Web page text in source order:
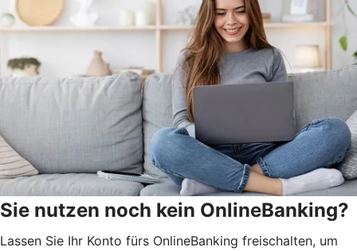
Sie nutzen noch kein OnlineBanking?
Lassen Sie Ihr Konto fürs OnlineBanking freischalten, um